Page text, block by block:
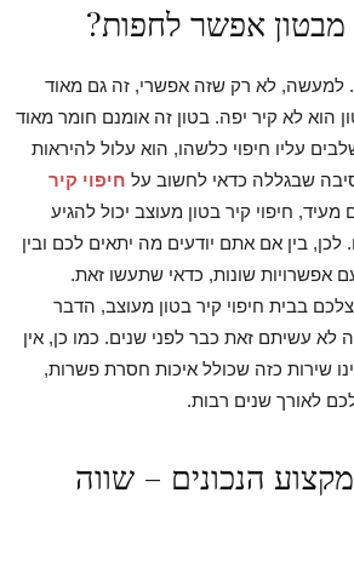
אפשר לחפות?
למעשה, לא רק שזה אפשרי, זה גם מאוד
הוא לא קיר יפה. בטון זה אומנם חומר מאוד
עליו חיפוי כלשהו, הוא עלול להיראות
שבגללה כדאי לחשוב על חיפוי קיר
חיפוי קיר בטון מעוצב יכול להגיע
לכן, בין אם אתם יודעים מה יתאים לכם ובין
אפשרויות שונות, כדאי שתעשו זאת.
בבית חיפוי קיר בטון מעוצב, הדבר
לא עשיתם זאת כבר לפני שנים. כמו כן, אין
שירות כזה שכולל איכות חסרת פשרות,
לאורך שנים רבות.
הנכונים – שווה